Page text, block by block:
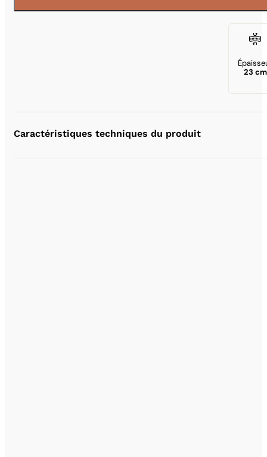
23 cm
Caractéristiques techniques du produit